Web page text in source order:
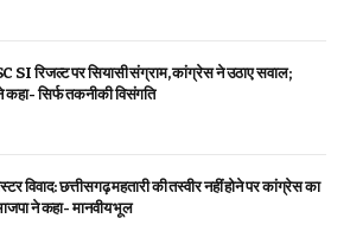
SI रिजल्ट पर सियासी संग्राम, कांग्रेस ने उठाए सवाल;
कहा- सिर्फ तकनीकी विसंगति
विवाद: छत्तीसगढ़ महतारी की तस्वीर नहीं होने पर कांग्रेस का
ने कहा- मानवीय भूल